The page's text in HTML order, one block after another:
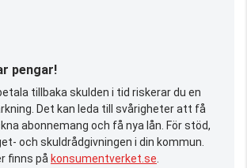
pengar!
tillbaka skulden i tid riskerar du en
Det kan leda till svårigheter att få
abonnemang och få nya lån. För stöd,
och skuldrådgivningen i din kommun.
finns på konsumentverket.se